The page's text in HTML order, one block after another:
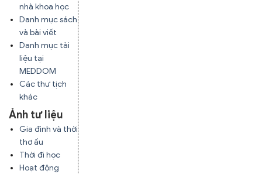
nhà khoa học
Danh mục sách
và bài viết
Danh mục tài
liệu tại
MEDDOM
Các thư tịch
khác
Ảnh tư liệu
Gia đình và thời
thơ ấu
Thời đi học
Hoạt động